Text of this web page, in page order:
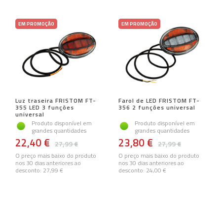
EM PROMOÇÃO
Luz traseira FRISTOM FT-
355 LED 3 funções
universal
Produto disponível em
grandes quantidades
27,99 €
22,40 €
O preço mais baixo do produto
nos 30 dias anteriores ao
desconto: 27,99 €
EM PROMOÇÃO
Farol de LED FRISTOM FT-
356 2 funções universal
Produto disponível em
grandes quantidades
27,99 €
23,80 €
O preço mais baixo do produto
nos 30 dias anteriores ao
desconto: 24,00 €